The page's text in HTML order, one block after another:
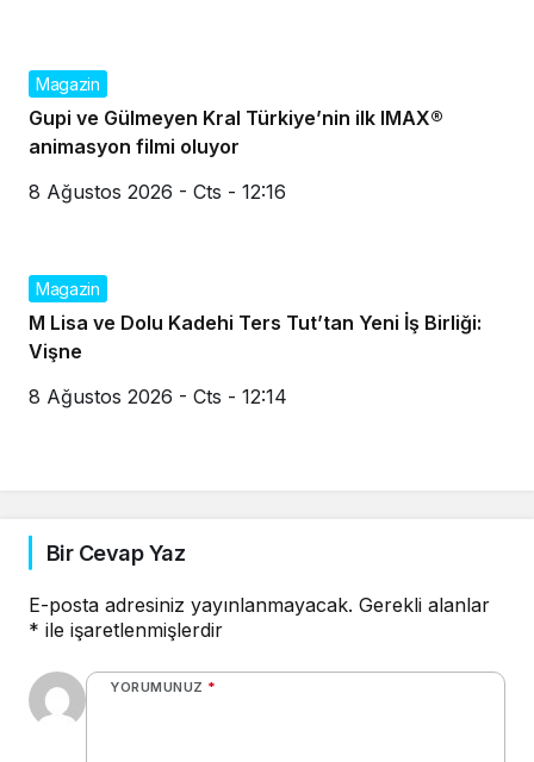
Magazin
Gupi ve Gülmeyen Kral Türkiye’nin ilk IMAX®
animasyon filmi oluyor
8 Ağustos 2026 - Cts - 12:16
Magazin
M Lisa ve Dolu Kadehi Ters Tut’tan Yeni İş Birliği:
Vişne
8 Ağustos 2026 - Cts - 12:14
Bir Cevap Yaz
E-posta adresiniz yayınlanmayacak. Gerekli alanlar
* ile işaretlenmişlerdir
YORUMUNUZ *